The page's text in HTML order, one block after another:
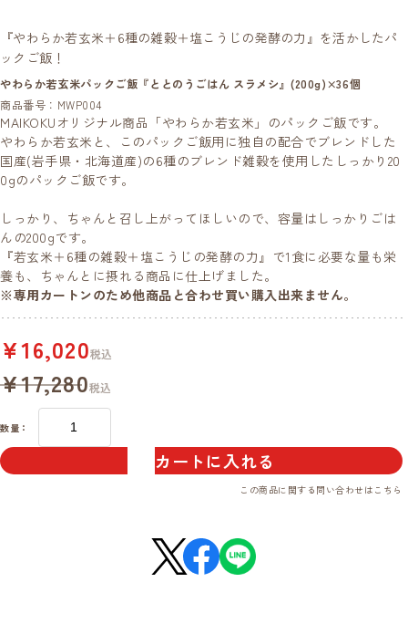
『やわらか若玄米＋6種の雑穀＋塩こうじの発酵の力』を活かしたパ
ックご飯！
やわらか若玄米パックご飯『ととのうごはん スラメシ』(200g)×36個
商品番号：MWP004
MAIKOKUオリジナル商品「やわらか若玄米」のパックご飯です。
やわらか若玄米と、このパックご飯用に独自の配合でブレンドした
国産(岩手県・北海道産)の6種のブレンド雑穀を使用したしっかり20
0gのパックご飯です。
しっかり、ちゃんと召し上がってほしいので、容量はしっかりごは
んの200gです。
『若玄米＋6種の雑穀＋塩こうじの発酵の力』で1食に必要な量も栄
養も、ちゃんとに摂れる商品に仕上げました。
※専用カートンのため他商品と合わせ買い購入出来ません。
¥16,020税込
¥17,280税込
数量：
カートに入れる
この商品に関する問い合わせは こちら